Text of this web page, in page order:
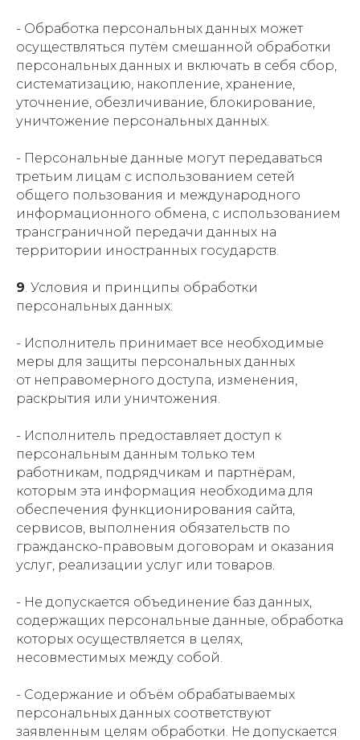
- Обработка персональных данных может
осуществляться путём смешанной обработки
персональных данных и включать в себя сбор,
систематизацию, накопление, хранение,
уточнение, обезличивание, блокирование,
уничтожение персональных данных.
- Персональные данные могут передаваться
третьим лицам с использованием сетей
общего пользования и международного
информационного обмена, с использованием
трансграничной передачи данных на
территории иностранных государств.
9 . Условия и принципы обработки
персональных данных:
- Исполнитель принимает все необходимые
меры для защиты персональных данных
от неправомерного доступа, изменения,
раскрытия или уничтожения.
- Исполнитель предоставляет доступ к
персональным данным только тем
работникам, подрядчикам и партнёрам,
которым эта информация необходима для
обеспечения функционирования сайта,
сервисов, выполнения обязательств по
гражданско-правовым договорам и оказания
услуг, реализации услуг или товаров.
- Не допускается объединение баз данных,
содержащих персональные данные, обработка
которых осуществляется в целях,
несовместимых между собой.
- Содержание и объём обрабатываемых
персональных данных соответствуют
заявленным целям обработки. Не допускается